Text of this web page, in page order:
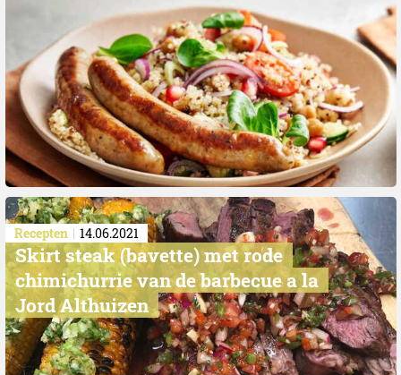
Recepten 14.06.2021
Skirt steak (bavette) met rode
chimichurrie van de barbecue a la
Jord Althuizen